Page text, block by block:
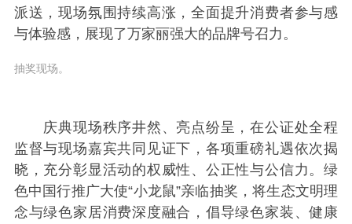
派送，现场氛围持续高涨，全面提升消费者参与感
与体验感，展现了万家丽强大的品牌号召力。
抽奖现场。
庆典现场秩序井然、亮点纷呈，在公证处全程
监督与现场嘉宾共同见证下，各项重磅礼遇依次揭
晓，充分彰显活动的权威性、公正性与公信力。绿
色中国行推广大使“小龙鼠”亲临抽奖，将生态文明理
念与绿色家居消费深度融合，倡导绿色家装、健康